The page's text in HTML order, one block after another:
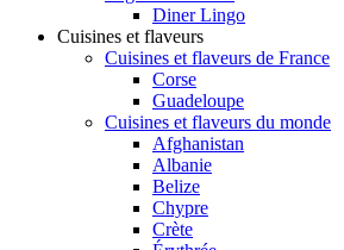
Diner Lingo
Cuisines et flaveurs
Cuisines et flaveurs de France
Corse
Guadeloupe
Cuisines et flaveurs du monde
Afghanistan
Albanie
Belize
Chypre
Crète